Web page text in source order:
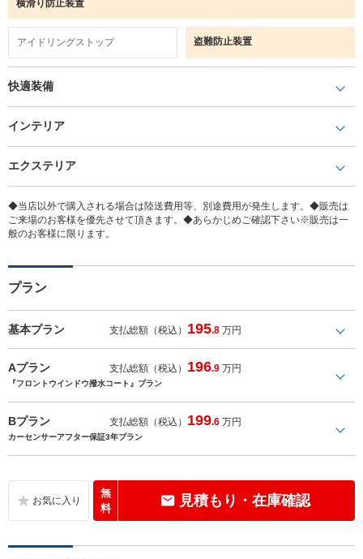
横滑り防止装置
アイドリングストップ 盗難防止装置
快適装備
インテリア
エクステリア
◆当店以外で購入される場合は陸送費用等、別途費用が発生します。◆販売は
ご来場のお客様を優先させて頂きます。◆あらかじめご確認下さい※販売は一
般のお客様に限ります。
プラン
基本プラン 支払総額（税込） 195.8 万円
Aプラン 支払総額（税込） 196.9 万円
『フロントウインドウ撥水コート』プラン
Bプラン 支払総額（税込） 199.6 万円
カーセンサーアフター保証3年プラン
無
料
見積もり・在庫確認